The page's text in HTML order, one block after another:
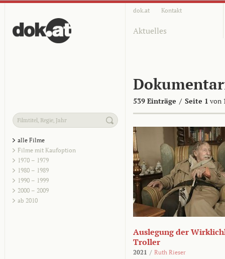
dok.at Kontakt
Aktuelles
539 Einträge / Seite 1 von
alle Filme
Filme mit Kaufoption
1970 – 1979
1980 – 1989
1990 – 1999
2000 – 2009
ab 2010
Auslegung der
Troller
2021 / Ruth Rieser